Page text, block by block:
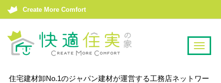
Create More Comfort
T
住宅建材卸No.1のジャパン建材が運営する工務店ネットワー